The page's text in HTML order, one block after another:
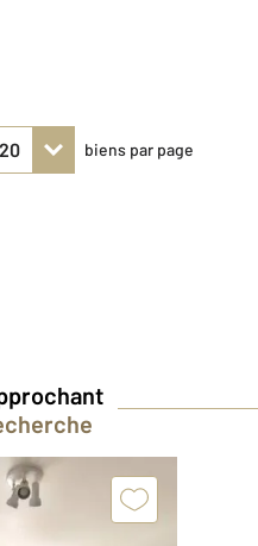
biens par page